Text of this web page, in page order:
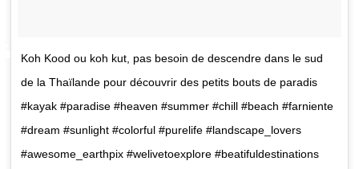
Koh Kood ou koh kut, pas besoin de descendre dans le sud
de la Thaïlande pour découvrir des petits bouts de paradis
#kayak #paradise #heaven #summer #chill #beach #farniente
#dream #sunlight #colorful #purelife #landscape_lovers
#awesome_earthpix #welivetoexplore #beatifuldestinations